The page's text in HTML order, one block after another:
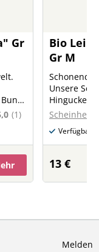
Gr
oliv,
(1)
Bio
Gr M
Schonend
Unsere
Hingucker,
oder zum
plastikfrei
Naturkautschuk Erhältlich in
weiß,
apricot
Scheinheilig
Verfügbar
13 €
Melden